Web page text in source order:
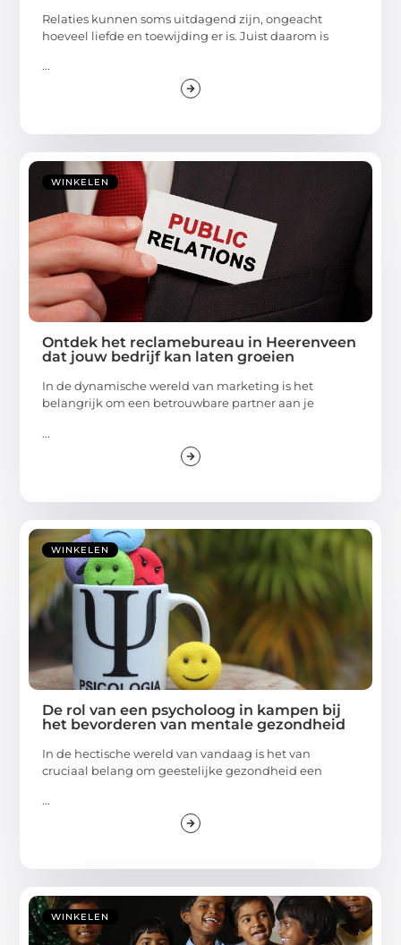
Relaties kunnen soms uitdagend zijn, ongeacht
hoeveel liefde en toewijding er is. Juist daarom is
...
WINKELEN
Ontdek het reclamebureau in Heerenveen
dat jouw bedrijf kan laten groeien
In de dynamische wereld van marketing is het
belangrijk om een betrouwbare partner aan je
...
WINKELEN
De rol van een psycholoog in kampen bij
het bevorderen van mentale gezondheid
In de hectische wereld van vandaag is het van
cruciaal belang om geestelijke gezondheid een
...
WINKELEN